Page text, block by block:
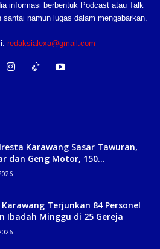
informasi berbentuk Podcast atau Talk
namun lugas dalam mengabarkan.
redaksialexa@gmail.com
Karawang Sasar Tawuran,
dan Geng Motor, 150...
Terjunkan 84 Personel
Ibadah Minggu di 25 Gereja